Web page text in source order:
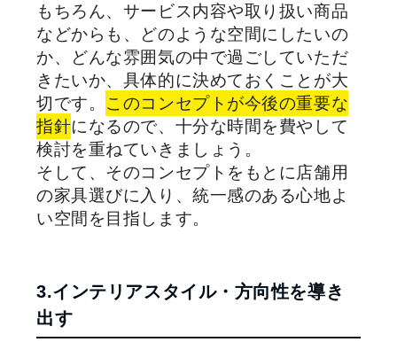
もちろん、サービス内容や取り扱い商品
などからも、どのような空間にしたいの
か、どんな雰囲気の中で過ごしていただ
きたいか、具体的に決めておくことが大
切です。 このコンセプトが今後の重要な
指針になるので、十分な時間を費やして
検討を重ねていきましょう。
そして、そのコンセプトをもとに店舗用
の家具選びに入り、統一感のある心地よ
い空間を目指します。
3.インテリアスタイル・方向性を導き
出す